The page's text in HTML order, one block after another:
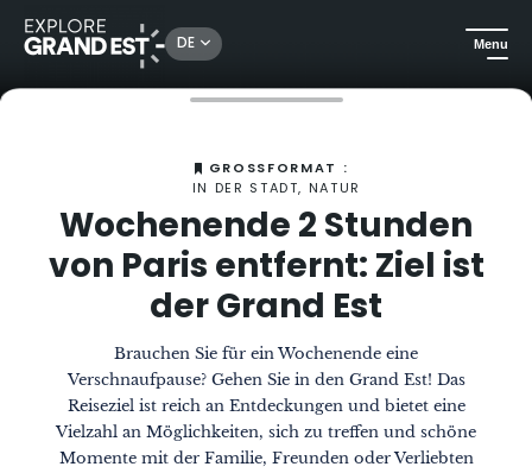
DE Menu
Sehenswertes in der Region Grand Est Wochenende 2 Stunden von Paris entfernt: Ziel ist der Grand Est
GROSSFORMAT :
IN DER STADT, NATUR
Wochenende 2 Stunden
von Paris entfernt: Ziel ist
der Grand Est
Brauchen Sie für ein Wochenende eine
Verschnaufpause? Gehen Sie in den Grand Est! Das
Reiseziel ist reich an Entdeckungen und bietet eine
Vielzahl an Möglichkeiten, sich zu treffen und schöne
Momente mit der Familie, Freunden oder Verliebten